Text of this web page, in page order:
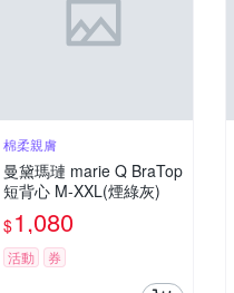
棉柔親膚
曼黛瑪璉 marie Q BraTop
短背心 M-XXL(煙綠灰)
$1,080
活動 券